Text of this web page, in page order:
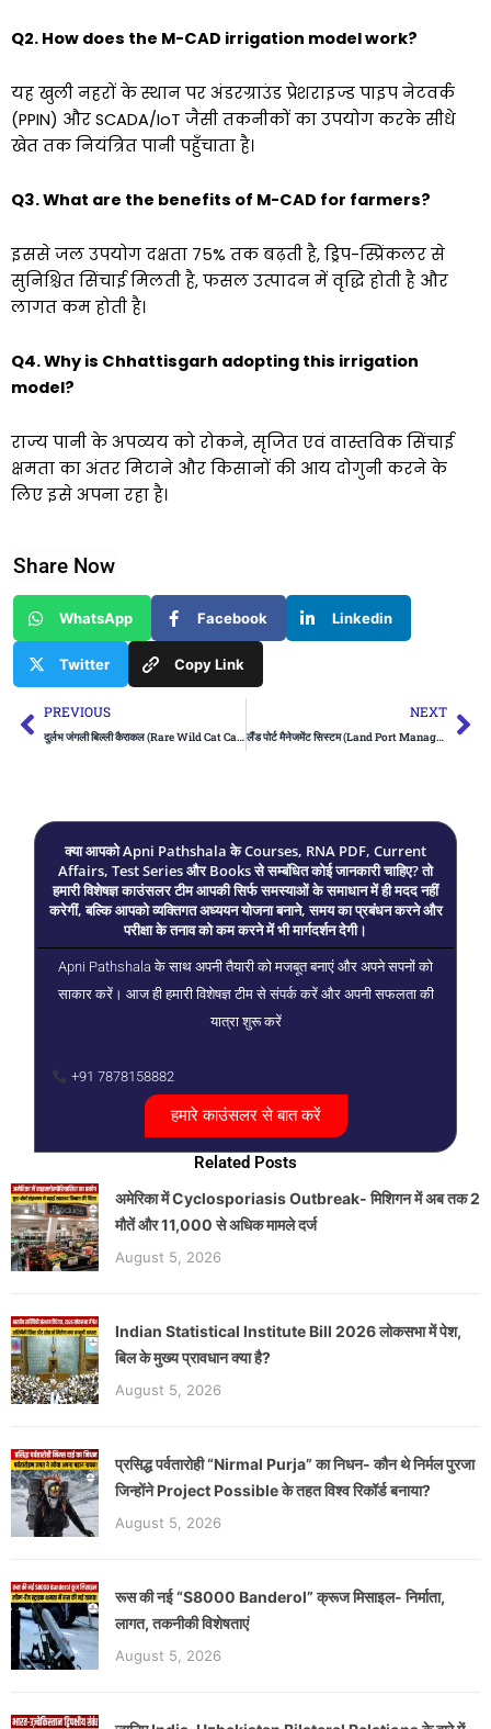
Q2. How does the M-CAD irrigation model work?
यह खुली नहरों के स्थान पर अंडरग्राउंड प्रेशराइज्ड पाइप नेटवर्क
(PPIN) और SCADA/IoT जैसी तकनीकों का उपयोग करके सीधे
खेत तक नियंत्रित पानी पहुँचाता है।
Q3. What are the benefits of M-CAD for farmers?
इससे जल उपयोग दक्षता 75% तक बढ़ती है, ड्रिप-स्प्रिंकलर से
सुनिश्चित सिंचाई मिलती है, फसल उत्पादन में वृद्धि होती है और
लागत कम होती है।
Q4. Why is Chhattisgarh adopting this irrigation
model?
राज्य पानी के अपव्यय को रोकने, सृजित एवं वास्तविक सिंचाई
क्षमता का अंतर मिटाने और किसानों की आय दोगुनी करने के
लिए इसे अपना रहा है।
Share Now
WhatsApp Facebook Linkedin
Twitter Copy Link
Prev
PREVIOUS
दुर्लभ जंगली बिल्ली कैराकल (Rare Wild Cat Caracal)
NEXT
लैंड पोर्ट मैनेजमेंट सिस्टम (Land Port Management System)
क्या आपको Apni Pathshala के Courses, RNA PDF, Current
Affairs, Test Series और Books से सम्बंधित कोई जानकारी चाहिए? तो
हमारी विशेषज्ञ काउंसलर टीम आपकी सिर्फ समस्याओं के समाधान में ही मदद नहीं
करेगीं, बल्कि आपको व्यक्तिगत अध्ययन योजना बनाने, समय का प्रबंधन करने और
परीक्षा के तनाव को कम करने में भी मार्गदर्शन देगी।
Apni Pathshala के साथ अपनी तैयारी को मजबूत बनाएं और अपने सपनों को
साकार करें। आज ही हमारी विशेषज्ञ टीम से संपर्क करें और अपनी सफलता की
यात्रा शुरू करें
+91 7878158882
हमारे काउंसलर से बात करें
Related Posts
अमेरिका में Cyclosporiasis Outbreak- मिशिगन में अब तक 2
मौतें और 11,000 से अधिक मामले दर्ज
August 5, 2026
Indian Statistical Institute Bill 2026 लोकसभा में पेश,
बिल के मुख्य प्रावधान क्या है?
August 5, 2026
प्रसिद्ध पर्वतारोही “Nirmal Purja” का निधन- कौन थे निर्मल पुरजा
जिन्होंने Project Possible के तहत विश्व रिकॉर्ड बनाया?
August 5, 2026
रूस की नई “S8000 Banderol” क्रूज मिसाइल- निर्माता,
लागत, तकनीकी विशेषताएं
August 5, 2026